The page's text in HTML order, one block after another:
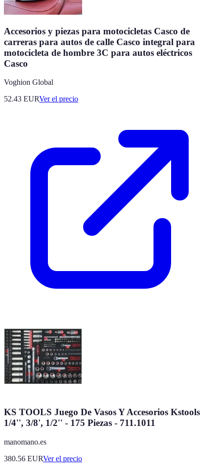
Accesorios y piezas para motocicletas Casco de
carreras para autos de calle Casco integral para
motocicleta de hombre 3C para autos eléctricos
Casco
Voghion Global
52.43 EURVer el precio
KS TOOLS Juego De Vasos Y Accesorios Kstools
1/4'', 3/8', 1/2'' - 175 Piezas - 711.1011
manomano.es
380.56 EURVer el precio